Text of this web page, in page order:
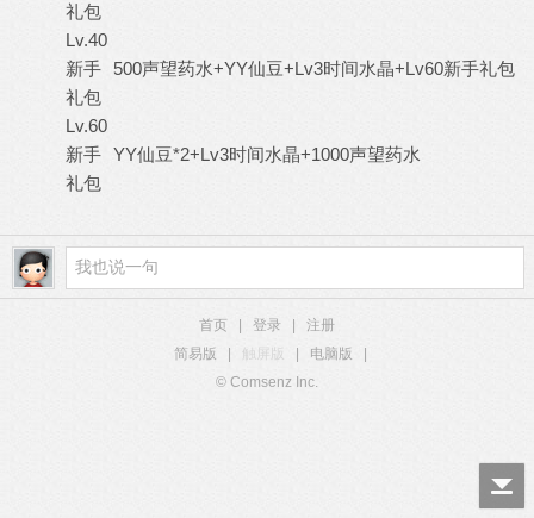
礼包
Lv.40
新手
礼包
500声望药水+YY仙豆+Lv3时间水晶+Lv60新手礼包
Lv.60
新手
礼包
YY仙豆*2+Lv3时间水晶+1000声望药水
首页 登录
注册
简易版
触屏版 电脑版
© Comsenz Inc.